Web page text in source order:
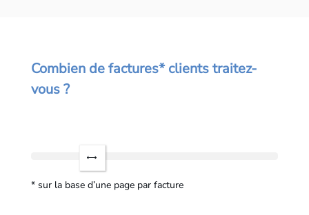
Combien de factures* clients traitez-
vous ?
* sur la base d’une page par facture